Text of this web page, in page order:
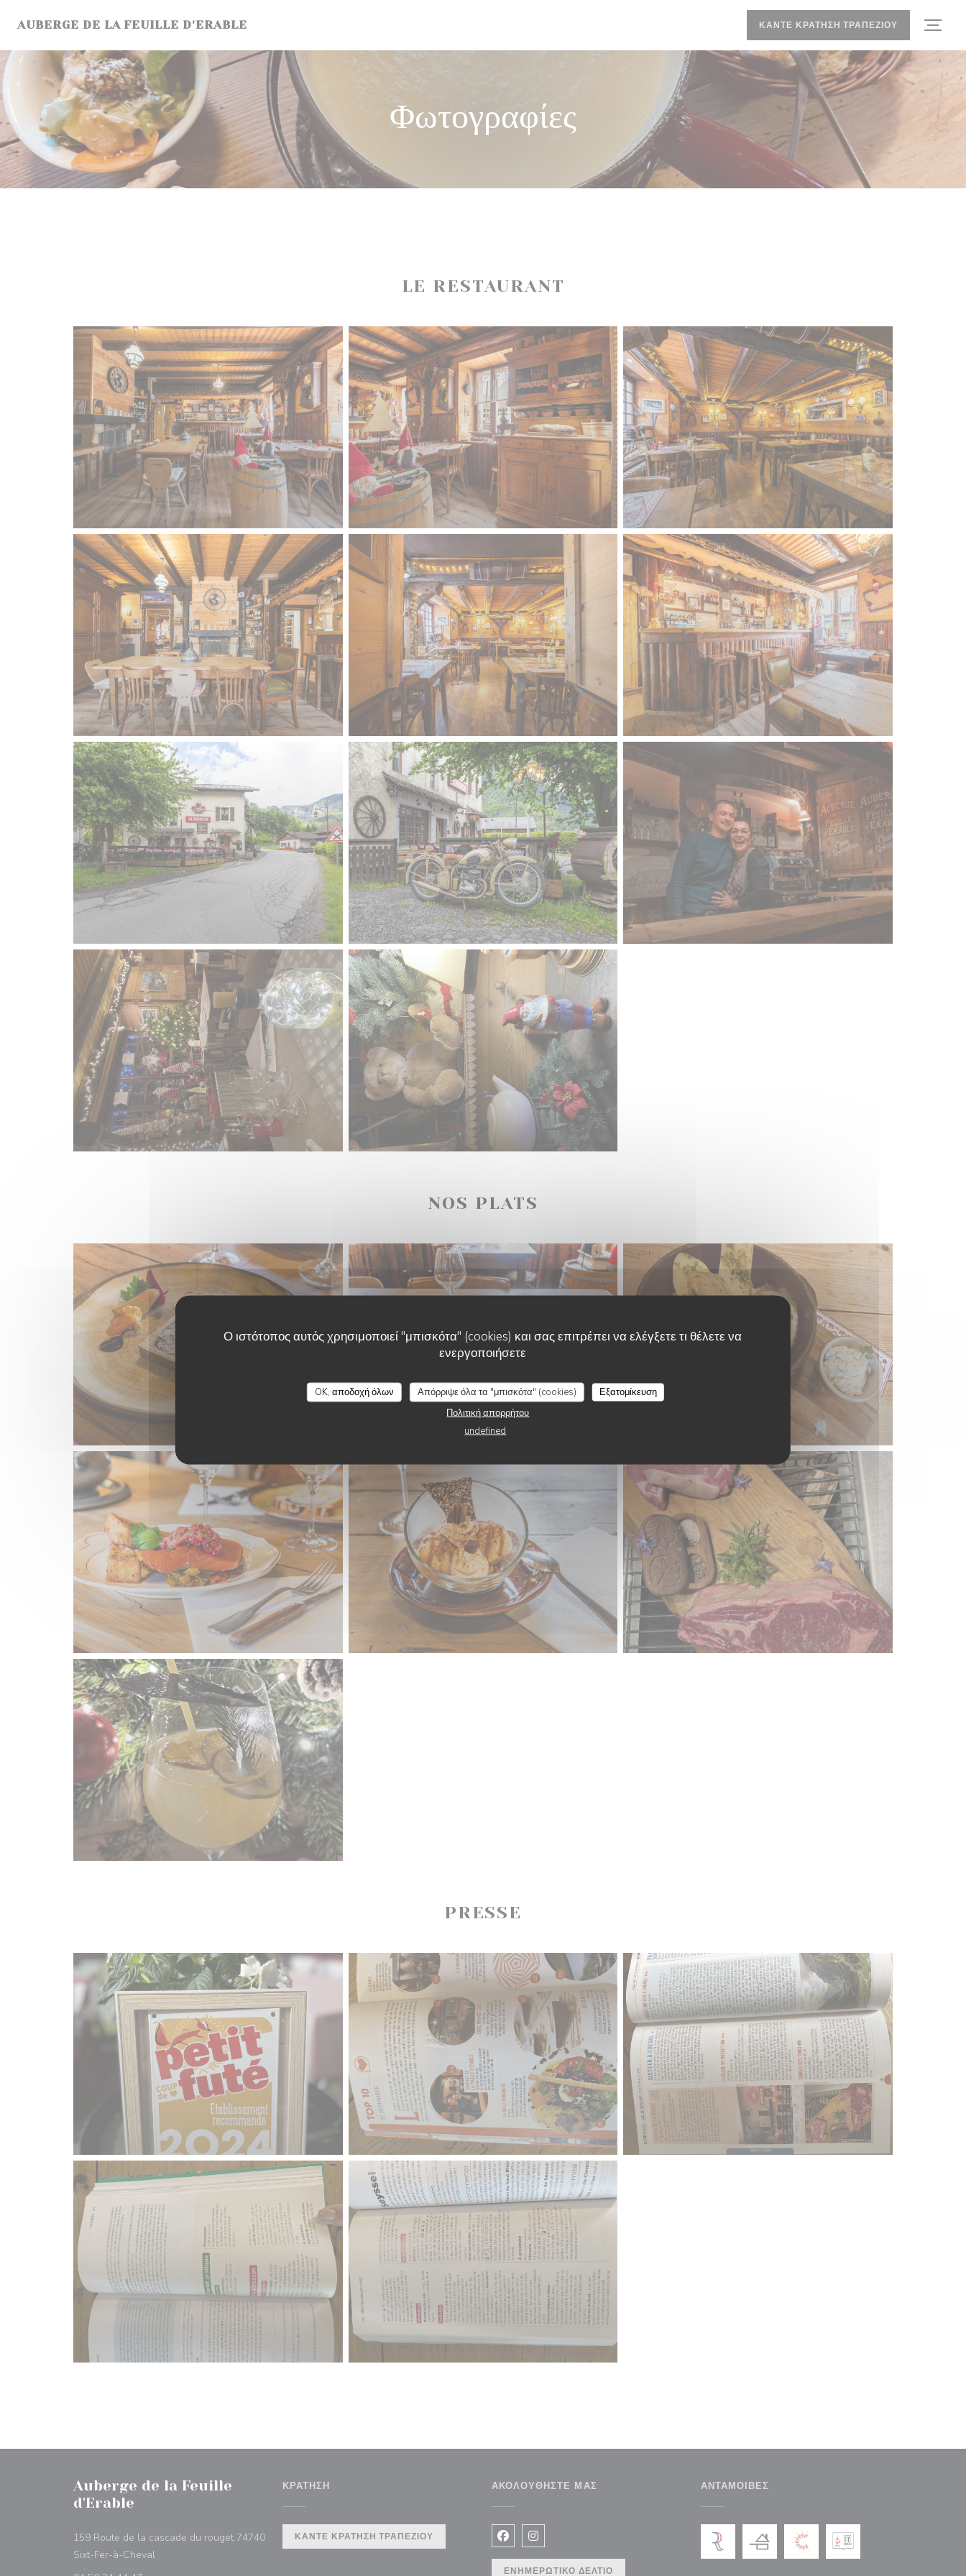
Ο ιστότοπος αυτός χρησιμοποιεί "μπισκότα" (cookies) και σας επιτρέπει να ελέγξετε τι θέλετε να
ενεργοποιήσετε
OK, αποδοχή όλων Απόρριψε όλα τα "μπισκότα" (cookies)
Εξατομίκευση
Πολιτική απορρήτου
undefined
AUBERGE DE LA FEUILLE D'ERABLE ΚΆΝΤΕ ΚΡΆΤΗΣΗ ΤΡΑΠΕΖΙΟΎ
Φωτογραφίες
LE RESTAURANT
NOS PLATS
PRESSE
Auberge de la Feuille
d'Erable
159 Route de la cascade du rouget 74740
Sixt-Fer-à-Cheval((ανοίγει σε νέο παράθυρο))
ΚΡΆΤΗΣΗ
ΚΆΝΤΕ ΚΡΆΤΗΣΗ ΤΡΑΠΕΖΙΟΎ
ΑΚΟΛΟΥΘΉΣΤΕ ΜΑΣ
Facebook ((ανοίγει σε νέο παράθυρο))
Instagram ((ανοίγει σε νέο παράθυρο))
ΕΝΗΜΕΡΩΤΙΚΌ ΔΕΛΤΊΟ
ΑΝΤΑΜΟΙΒΈΣ
AUBERGE DE LA FEUILLE D'ERABLE